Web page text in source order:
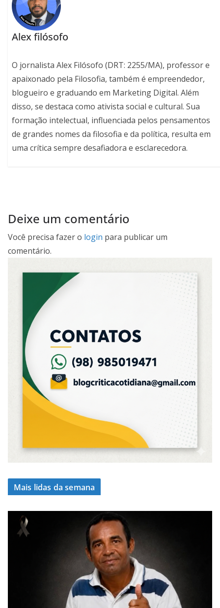
Alex filósofo
O jornalista Alex Filósofo (DRT: 2255/MA), professor e
apaixonado pela Filosofia, também é empreendedor,
blogueiro e graduando em Marketing Digital. Além
disso, se destaca como ativista social e cultural. Sua
formação intelectual, influenciada pelos pensamentos
de grandes nomes da filosofia e da política, resulta em
uma crítica sempre desafiadora e esclarecedora.
Deixe um comentário
Você precisa fazer o login para publicar um
comentário.
Mais lidas da semana